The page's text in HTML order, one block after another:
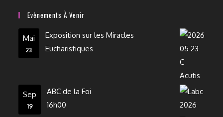
Evènements À Venir
Mai
23
Exposition sur les Miracles
Eucharistiques
Sep
19
ABC de la Foi
16h00